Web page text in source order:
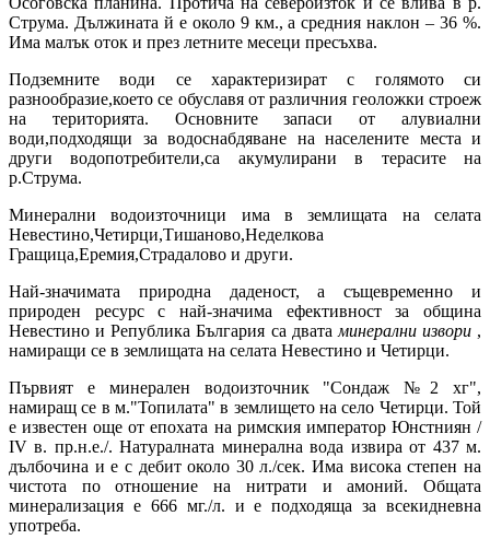
Струма. Дължината й е около 9 км., а средния наклон – 36 %.
Има малък оток и през летните месеци пресъхва.
Подземните води се характеризират с голямото си
разнообразие,което се обуславя от различния геоложки строеж
на територията. Основните запаси от алувиални
води,подходящи за водоснабдяване на населените места и
други водопотребители,са акумулирани в терасите на
р.Струма.
Минерални водоизточници има в землищата на селата
Невестино,Четирци,Тишаново,Неделкова
Гращица,Еремия,Страдалово и други.
Най-значимата природна даденост, а същевременно и
природен ресурс с най-значима ефективност за община
Невестино и Република България са двата минерални извори ,
намиращи се в землищата на селата Невестино и Четирци.
Първият е минерален водоизточник "Сондаж №2 хг",
намиращ се в м."Топилата" в землището на село Четирци. Той
е известен още от епохата на римския император Юнстниян /
ІV в. пр.н.е./. Натуралната минерална вода извира от 437 м.
дълбочина и е с дебит около 30 л./сек. Има висока степен на
чистота по отношение на нитрати и амоний. Общата
минерализация е 666 мг./л. и е подходяща за всекидневна
употреба.